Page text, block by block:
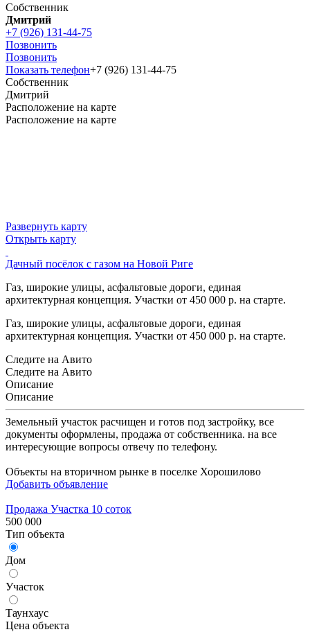
Собственник
Дмитрий
+7 (926) 131-44-75
Позвонить
Позвонить
Показать телефон+7 (926) 131-44-75
Собственник
Дмитрий
Расположение на карте
Расположение на карте
Развернуть карту
Открыть карту
Дачный посёлок с газом на Новой Риге
Газ, широкие улицы, асфальтовые дороги, единая
архитектурная концепция. Участки от 450 000 р. на старте.
Газ, широкие улицы, асфальтовые дороги, единая
архитектурная концепция. Участки от 450 000 р. на старте.
Следите на Авито
Следите на Авито
Описание
Описание
Земельный участок расчищен и готов под застройку, все
документы оформлены, продажа от собственника. на все
интересующие вопросы отвечу по телефону.
Объекты на вторичном рынке в поселке Хорошилово
Добавить объявление
Продажа Участка 10 соток
500 000
Тип объекта
Дом
Участок
Таунхаус
Цена объекта